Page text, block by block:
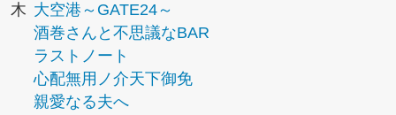
木 大空港～GATE24～
酒巻さんと不思議なBAR
ラストノート
心配無用ノ介天下御免
親愛なる夫へ